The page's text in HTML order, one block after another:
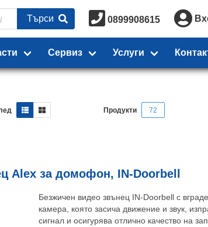
Търси 0899908615
Сервиз Услуги
Продукти 72
Alex за домофон, IN-Doorbell
Безжичен видео звънец IN-Doorbell с
камера, която засича движение и звук,
сигнал и осигурява отлично качество на